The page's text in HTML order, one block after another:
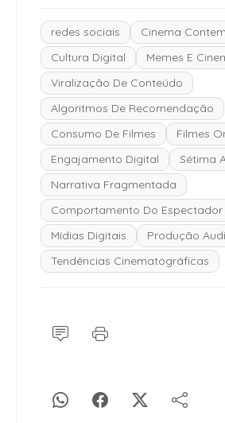
redes sociais
Cinema
Cultura Digital
Memes E
Viralização De Conteúdo
Algoritmos De Recomendação
Consumo De Filmes
Filmes
Engajamento Digital
Sétima
Narrativa Fragmentada
Comportamento Do Espectador
Mídias Digitais
Produção
Tendências Cinematográficas